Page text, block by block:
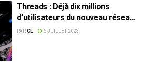
Threads : Déjà dix millions
d’utilisateurs du nouveau réseau
de Meta
PARCL 6 JUILLET 2023